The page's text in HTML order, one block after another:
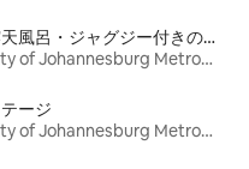
露天風呂・ジャグジー付きの宿泊施設
City of Johannesburg Metropolitan Municipality
ージ
City of Johannesburg Metropolitan Municipality